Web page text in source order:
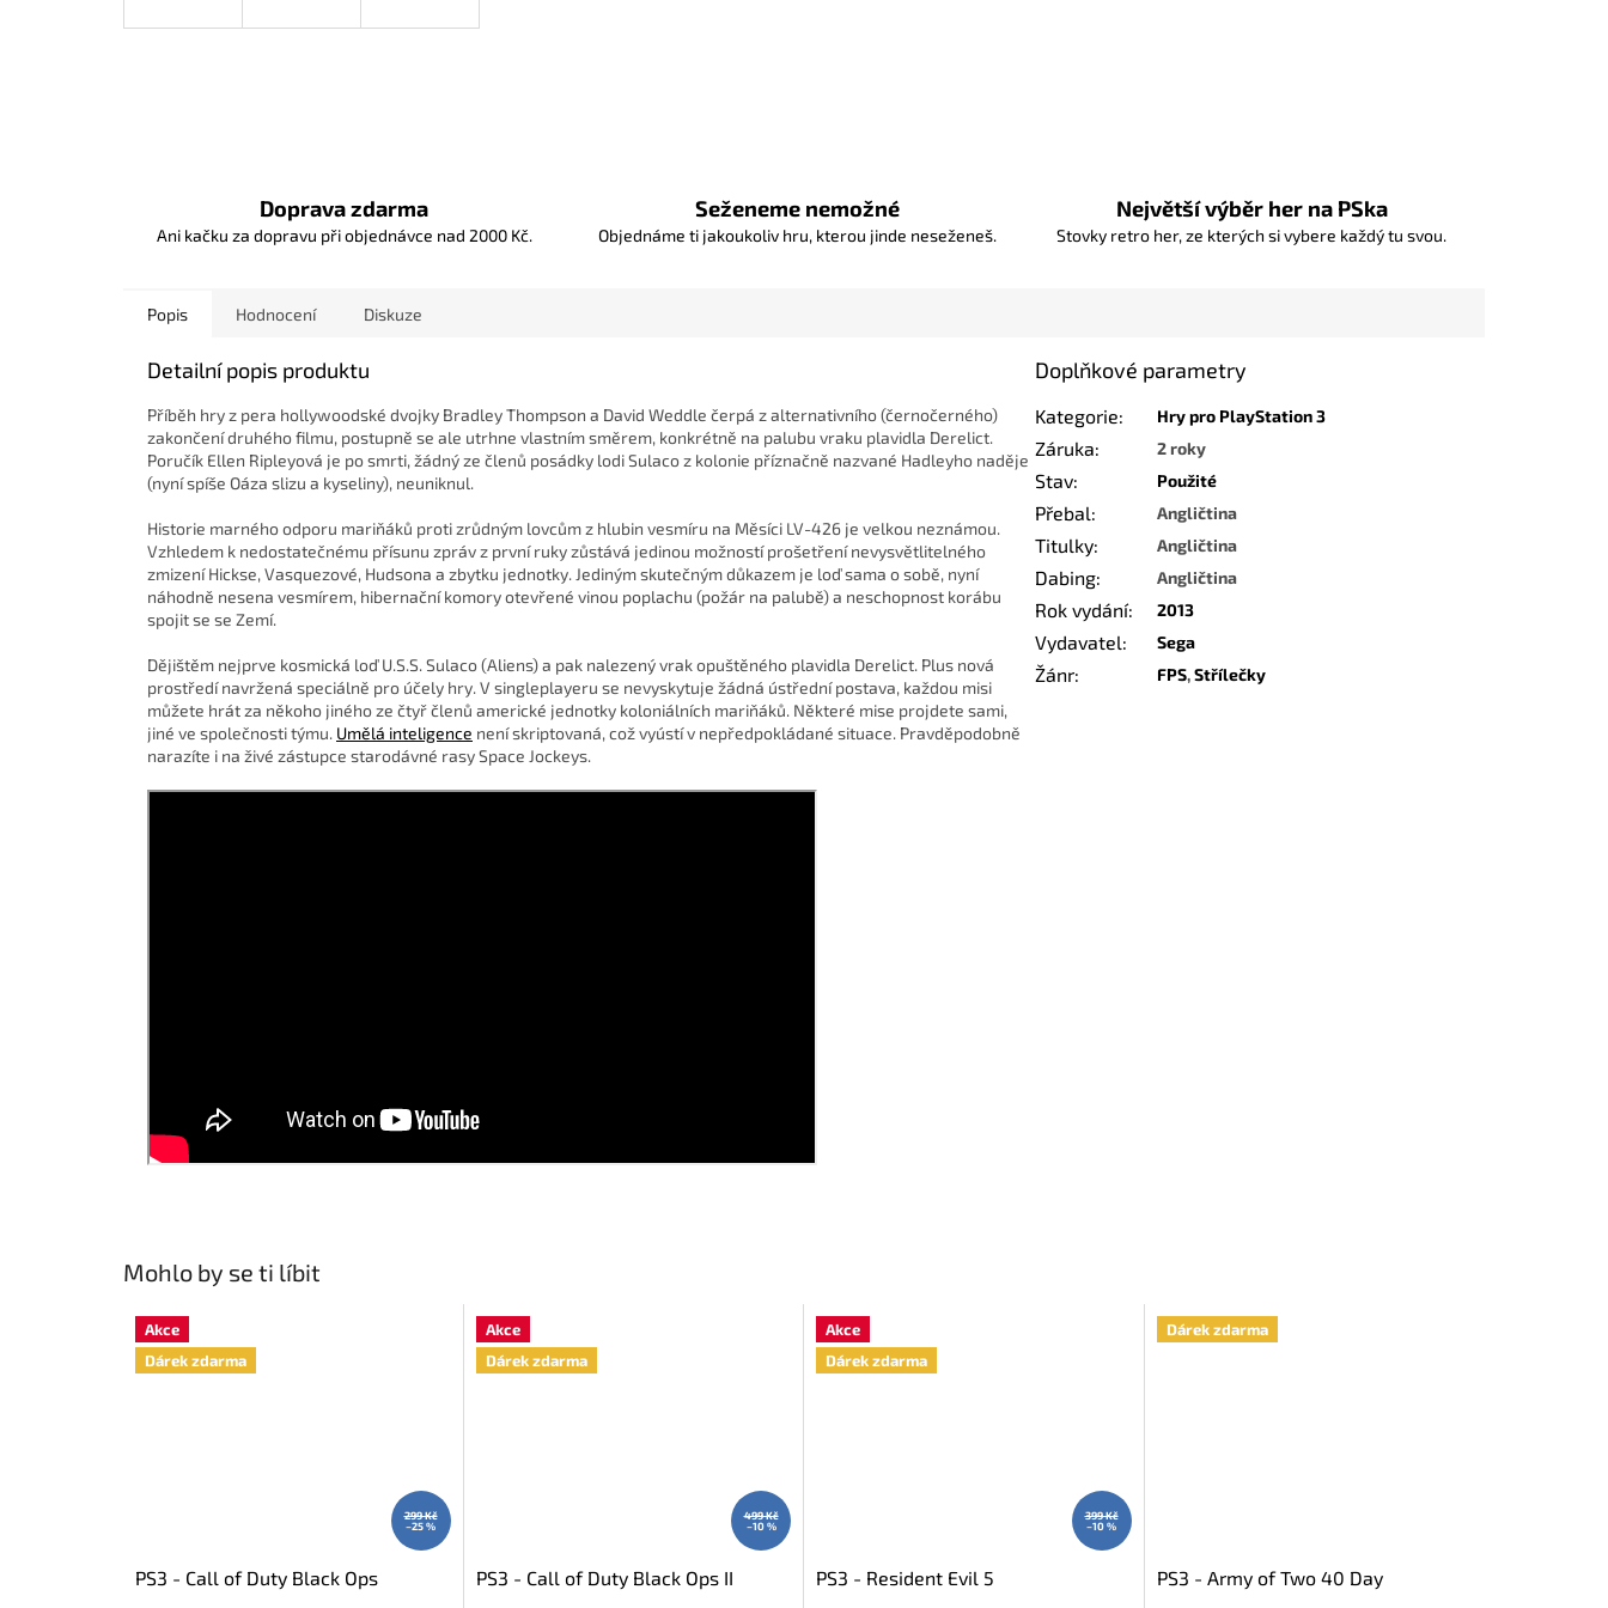
Doprava zdarma
Ani kačku za dopravu při objednávce nad 2000 Kč.
Seženeme nemožné
Objednáme ti jakoukoliv hru, kterou jinde neseženeš.
Největší výběr her na PSka
Stovky retro her, ze kterých si vybere každý tu svou.
Mohlo by se ti líbit
Akce
Dárek zdarma
299 Kč
–25 %
PS3 - Call of Duty Black Ops
Akce
Dárek zdarma
499 Kč
–10 %
PS3 - Call of Duty Black Ops II
Akce
Dárek zdarma
399 Kč
–10 %
PS3 - Resident Evil 5
Dárek zdarma
PS3 - Army of Two 40 Day
Popis Hodnocení Diskuze
Detailní popis produktu
Příběh hry z pera hollywoodské dvojky Bradley Thompson a David Weddle čerpá z alternativního (černočerného)
zakončení druhého filmu, postupně se ale utrhne vlastním směrem, konkrétně na palubu vraku plavidla Derelict.
Poručík Ellen Ripleyová je po smrti, žádný ze členů posádky lodi Sulaco z kolonie příznačně nazvané Hadleyho naděje
(nyní spíše Oáza slizu a kyseliny), neuniknul.
Historie marného odporu mariňáků proti zrůdným lovcům z hlubin vesmíru na Měsíci LV-426 je velkou neznámou.
Vzhledem k nedostatečnému přísunu zpráv z první ruky zůstává jedinou možností prošetření nevysvětlitelného
zmizení Hickse, Vasquezové, Hudsona a zbytku jednotky. Jediným skutečným důkazem je loď sama o sobě, nyní
náhodně nesena vesmírem, hibernační komory otevřené vinou poplachu (požár na palubě) a neschopnost korábu
spojit se se Zemí.
Dějištěm nejprve kosmická loď U.S.S. Sulaco (Aliens) a pak nalezený vrak opuštěného plavidla Derelict. Plus nová
prostředí navržená speciálně pro účely hry. V singleplayeru se nevyskytuje žádná ústřední postava, každou misi
můžete hrát za někoho jiného ze čtyř členů americké jednotky koloniálních mariňáků. Některé mise projdete sami,
jiné ve společnosti týmu. Umělá inteligence není skriptovaná, což vyústí v nepředpokládané situace. Pravděpodobně
narazíte i na živé zástupce starodávné rasy Space Jockeys.
Doplňkové parametry
Kategorie: Hry pro PlayStation 3
Záruka: 2 roky
Stav: Použité
Přebal: Angličtina
Titulky: Angličtina
Dabing: Angličtina
Rok vydání: 2013
Vydavatel: Sega
Žánr: FPS,Střílečky